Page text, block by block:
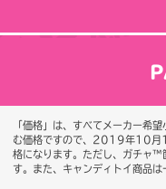
「価格」は、すべてメーカー希
む価格ですので、2019年10月1
格になります。 ただし、ガチャ™
す。また、キャンディトイ商品